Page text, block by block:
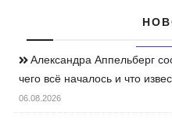
Александра Аппельберг
чего всё началось и что
06.08.2026